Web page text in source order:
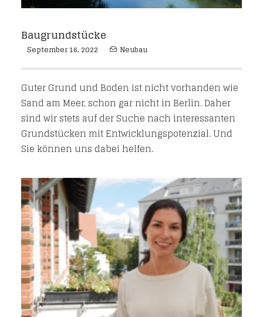
Baugrundstücke
September 16, 2022 Neubau
Guter Grund und Boden ist nicht vorhanden wie
Sand am Meer, schon gar nicht in Berlin. Daher
sind wir stets auf der Suche nach interessanten
Grundstücken mit Entwicklungspotenzial. Und
Sie können uns dabei helfen.